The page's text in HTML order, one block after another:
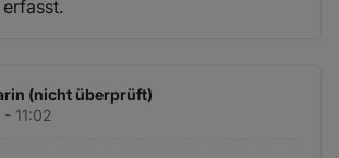
(nicht überprüft)
- 11:02